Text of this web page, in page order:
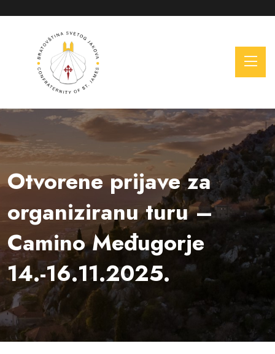
Otvorene prijave za
organiziranu turu –
Camino Međugorje
14.-16.11.2025.